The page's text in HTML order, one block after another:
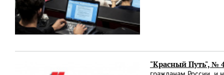
"Красный Путь", №